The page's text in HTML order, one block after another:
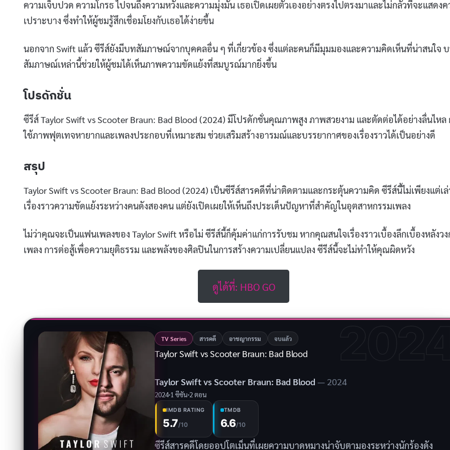
ความเจ็บปวด ความโกรธ ไปจนถึงความหวังและความมุ่งมั่น เธอเปิดเผยตัวเองอย่างตรงไปตรงมาและไม่กลัวที่จะแสดงค
เปราะบาง ซึ่งทำให้ผู้ชมรู้สึกเชื่อมโยงกับเธอได้ง่ายขึ้น
นอกจาก Swift แล้ว ซีรีส์ยังมีบทสัมภาษณ์จากบุคคลอื่น ๆ ที่เกี่ยวข้อง ซึ่งแต่ละคนก็มีมุมมองและความคิดเห็นที่น่าสนใจ
สัมภาษณ์เหล่านี้ช่วยให้ผู้ชมได้เห็นภาพความขัดแย้งที่สมบูรณ์มากยิ่งขึ้น
โปรดักชั่น
ซีรีส์ Taylor Swift vs Scooter Braun: Bad Blood (2024) มีโปรดักชั่นคุณภาพสูง ภาพสวยงาม และตัดต่อได้อย่างลื่นไหล
ใช้ภาพฟุตเทจหายากและเพลงประกอบที่เหมาะสม ช่วยเสริมสร้างอารมณ์และบรรยากาศของเรื่องราวได้เป็นอย่างดี
สรุป
Taylor Swift vs Scooter Braun: Bad Blood (2024) เป็นซีรีส์สารคดีที่น่าติดตามและกระตุ้นความคิด ซีรีส์นี้ไม่เพียงแต่เล่
เรื่องราวความขัดแย้งระหว่างคนดังสองคน แต่ยังเปิดเผยให้เห็นถึงประเด็นปัญหาที่สำคัญในอุตสาหกรรมเพลง
ไม่ว่าคุณจะเป็นแฟนเพลงของ Taylor Swift หรือไม่ ซีรีส์นี้ก็คุ้มค่าแก่การรับชม หากคุณสนใจเรื่องราวเบื้องลึกเบื้องหลังวง
เพลง การต่อสู้เพื่อความยุติธรรม และพลังของศิลปินในการสร้างความเปลี่ยนแปลง ซีรีส์นี้จะไม่ทำให้คุณผิดหวัง
ดูได้ที่: HBO GO
TV Series สารคดี อาชญากรรม จบแล้ว
Taylor Swift vs Scooter Braun: Bad Blood
Taylor Swift vs Scooter Braun: Bad Blood — 2024
2024 1 ซีซัน 2 ตอน
IMDB RATING
5.7/10
TMDB
6.6/10
ซีรีส์สารคดีโดยออปโตเม็นที่เผยความบาดหมางน่าจับตามองระหว่างนักร้องดัง